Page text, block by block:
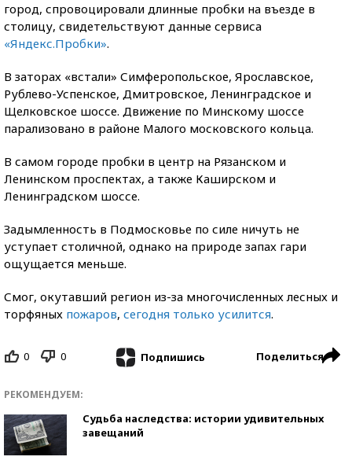
город, спровоцировали длинные пробки на въезде в
столицу, свидетельствуют данные сервиса
«Яндекс.Пробки».
В заторах «встали» Симферопольское, Ярославское,
Рублево-Успенское, Дмитровское, Ленинградское и
Щелковское шоссе. Движение по Минскому шоссе
парализовано в районе Малого московского кольца.
В самом городе пробки в центр на Рязанском и
Ленинском проспектах, а также Каширском и
Ленинградском шоссе.
Задымленность в Подмосковье по силе ничуть не
уступает столичной, однако на природе запах гари
ощущается меньше.
Смог, окутавший регион из-за многочисленных лесных и
торфяных пожаров, сегодня только усилится.
0 0 Подпишись Поделиться
РЕКОМЕНДУЕМ:
Судьба наследства: истории удивительных
завещаний